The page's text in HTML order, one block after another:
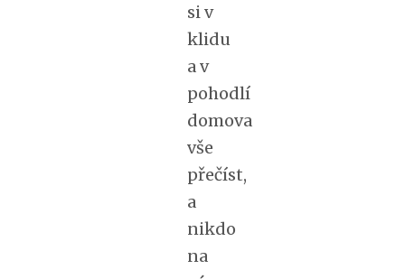
si v
klidu
a v
pohodlí
domova
vše
přečíst,
a
nikdo
na